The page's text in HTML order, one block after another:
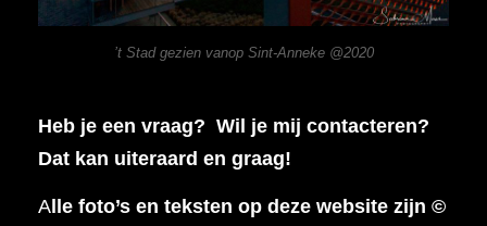
’t Stad gezien vanop Sint-Anneke @2020
Heb je een vraag? Wil je mij contacteren?
Dat kan uiteraard en graag!
Alle foto’s en teksten op deze website zijn ©